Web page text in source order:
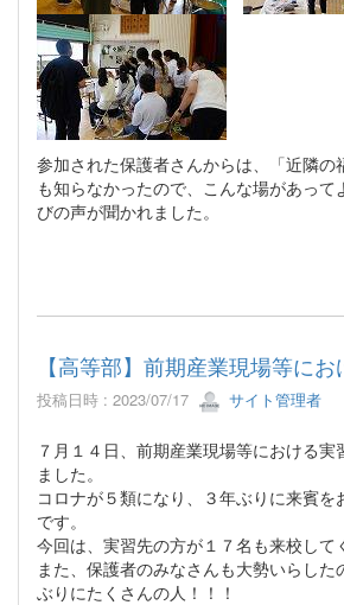
参加された保護者さんからは、「近隣の
も知らなかったので、こんな場があって
びの声が聞かれました。
【高等部】前期産業現場等に
投稿日時 : 2023/07/17 サイト管理者
７月１４日、前期産業現場等における
ました。
コロナが５類になり、３年ぶりに来賓を
です。
今回は、実習先の方が１７名も来校して
また、保護者のみなさんも大勢いらした
ぶりにたくさんの人！！！